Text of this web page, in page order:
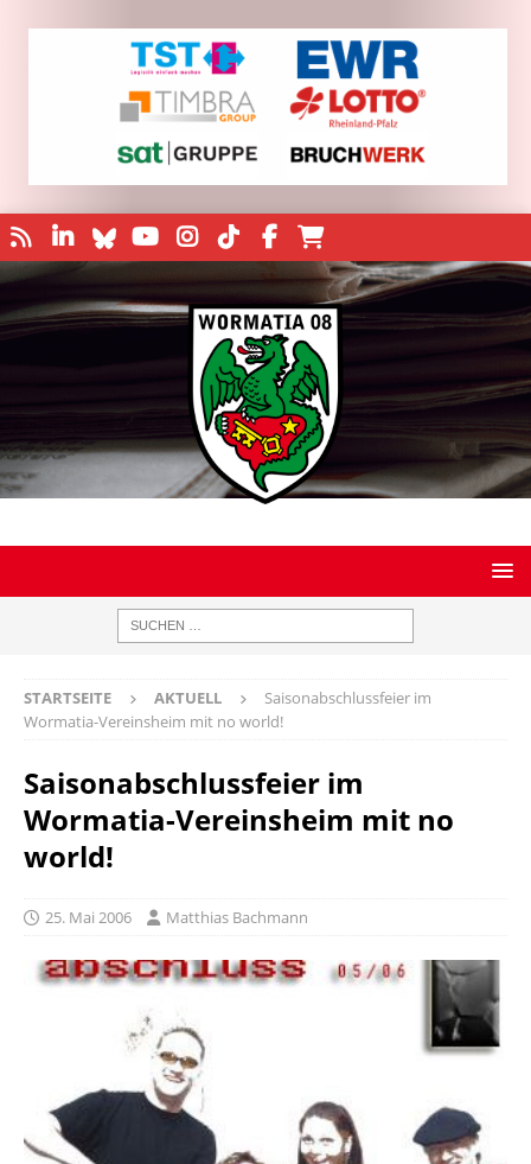
STARTSEITE AKTUELL
Saisonabschlussfeier im
Wormatia-Vereinsheim mit no world!
Saisonabschlussfeier im
Wormatia-Vereinsheim mit no
world!
25. Mai 2006 Matthias Bachmann